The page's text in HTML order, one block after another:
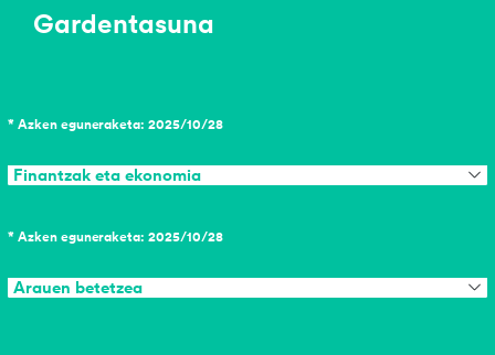
Gardentasuna
* Azken eguneraketa: 2025/10/28
Finantzak eta ekonomia
* Azken eguneraketa: 2025/10/28
Arauen betetzea